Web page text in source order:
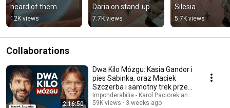
heard of them
12K views
Daria on stand-up
7.7K views
Silesia
5.7K views
Collaborations
2:16:50
Dwa Kilo Mózgu: Kasia Gandor i
pies Sabinka, oraz Maciek
Szczerba i samotny trek przez
USA | Impo
Imponderabilia - Karol Paciorek and 2 more
59K views
3 weeks ago